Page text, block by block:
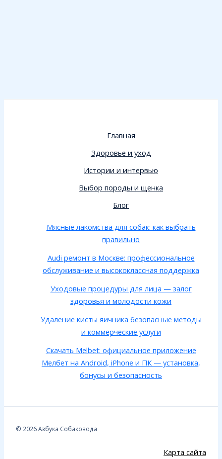
Главная
Здоровье и уход
Истории и интервью
Выбор породы и щенка
Блог
Мясные лакомства для собак: как выбрать
правильно
Audi ремонт в Москве: профессиональное
обслуживание и высококлассная поддержка
Уходовые процедуры для лица — залог
здоровья и молодости кожи
Удаление кисты яичника безопасные методы
и коммерческие услуги
Скачать Melbet: официальное приложение
Мелбет на Android, iPhone и ПК — установка,
бонусы и безопасность
© 2026 Азбука Собаковода
Карта сайта